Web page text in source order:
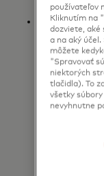
platnosti
Informácie,
byť
závislosti
navrhnuté
založené
získanie
Programy
môžu
používateľov
Kliknutím na
dozviete, aké
a na aký
môžete
"Spravovať
niektorých
tlačidla). To
všetky
nevyhnutne